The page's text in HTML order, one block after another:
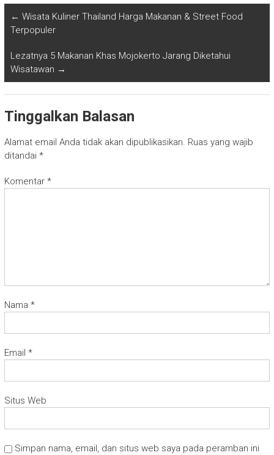
← Wisata Kuliner Thailand Harga Makanan & Street Food
Terpopuler
Lezatnya 5 Makanan Khas Mojokerto Jarang Diketahui
Wisatawan →
Tinggalkan Balasan
Alamat email Anda tidak akan dipublikasikan. Ruas yang wajib
ditandai *
Komentar *
Nama *
Email *
Situs Web
Simpan nama, email, dan situs web saya pada peramban ini